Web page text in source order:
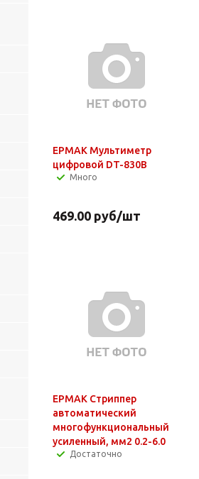
ЕРМАК Мультиметр
цифровой DT-830В
Много
469.00 руб/шт
ЕРМАК Стриппер
автоматический
многофункциональный
усиленный, мм2 0.2-6.0
Достаточно